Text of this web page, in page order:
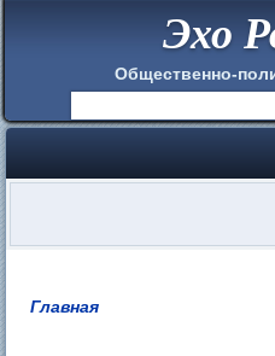
Эхо
Общественно-
Главная